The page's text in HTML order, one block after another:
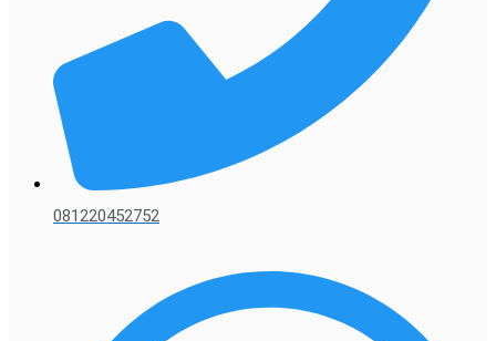
081220452752